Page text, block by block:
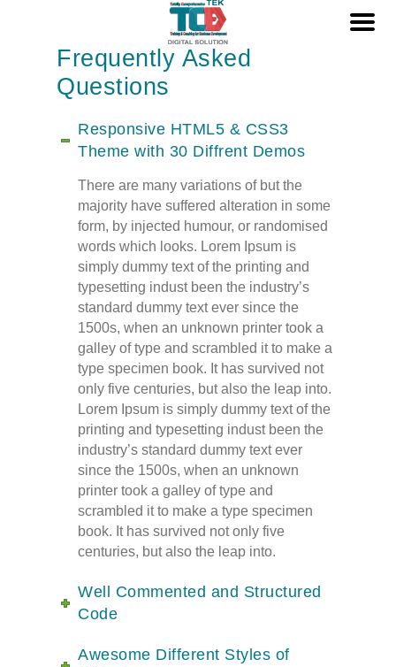
Frequently Asked
Questions
Responsive HTML5 & CSS3
Theme with 30 Diffrent Demos
There are many variations of but the
majority have suffered alteration in some
form, by injected humour, or randomised
words which looks. Lorem Ipsum is
simply dummy text of the printing and
typesetting indust been the industry’s
standard dummy text ever since the
1500s, when an unknown printer took a
galley of type and scrambled it to make a
type specimen book. It has survived not
only five centuries, but also the leap into.
Lorem Ipsum is simply dummy text of the
printing and typesetting indust been the
industry’s standard dummy text ever
since the 1500s, when an unknown
printer took a galley of type and
scrambled it to make a type specimen
book. It has survived not only five
centuries, but also the leap into.
Well Commented and Structured
Code
Awesome Different Styles of